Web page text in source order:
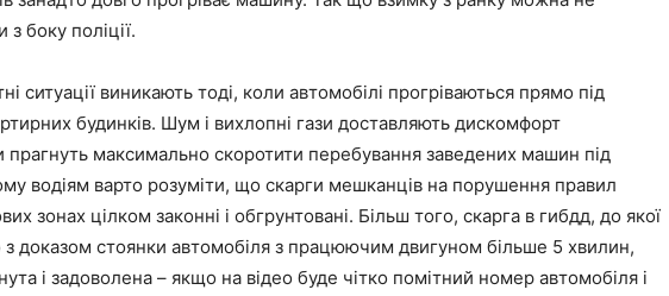
боку поліції.
ситуації виникають тоді, коли автомобілі прогріваються прямо під
будинків. Шум і вихлопні гази доставляють дискомфорт
максимально скоротити перебування заведених машин під
водіям варто розуміти, що скарги мешканців на порушення правил
зонах цілком законні і обгрунтовані. Більш того, скарга в гибдд, до якої
з доказом стоянки автомобіля з працюючим двигуном більше 5 хвилин,
і задоволена – якщо на відео буде чітко помітний номер автомобіля і